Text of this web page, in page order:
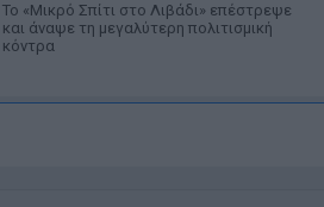
Το «Μικρό Σπίτι στο Λιβάδι» επέστρεψε
και άναψε τη μεγαλύτερη πολιτισμική
κόντρα